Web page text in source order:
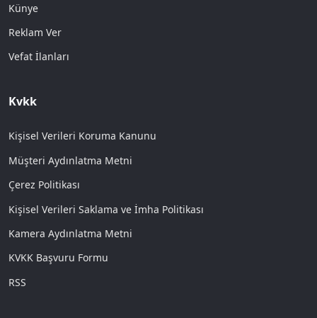
Künye
Reklam Ver
Vefat İlanları
Kvkk
Kişisel Verileri Koruma Kanunu
Müşteri Aydınlatma Metni
Çerez Politikası
Kişisel Verileri Saklama ve İmha Politikası
Kamera Aydınlatma Metni
KVKK Başvuru Formu
RSS